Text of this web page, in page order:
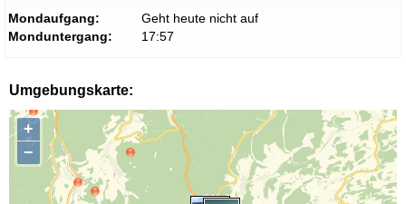
Mondaufgang:
Geht heute nicht auf
Monduntergang:
17:57
Umgebungskarte:
+
−